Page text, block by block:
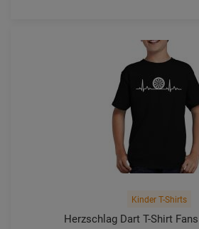
Kinder T-Shirts
Herzschlag Dart T-Shirt